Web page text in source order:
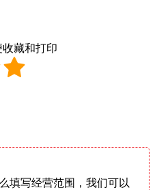
藏和打印
填写经营范围，我们可以